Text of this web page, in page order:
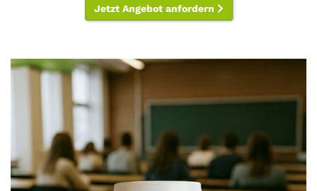
Jetzt Angebot anfordern